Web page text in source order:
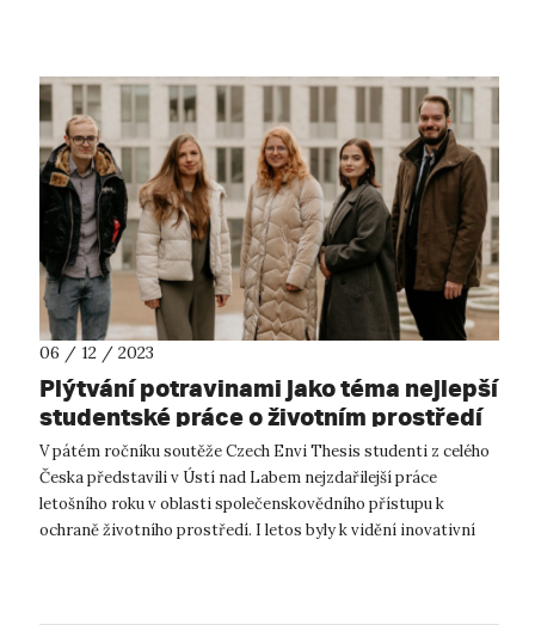
06 / 12 / 2023
Plýtvání potravinami jako téma nejlepší
studentské práce o životním prostředí
v roce 2023
V pátém ročníku soutěže Czech Envi Thesis studenti z celého
Česka představili v Ústí nad Labem nejzdařilejší práce
letošního roku v oblasti společenskovědního přístupu k
ochraně životního prostředí. I letos byly k vidění inovativní